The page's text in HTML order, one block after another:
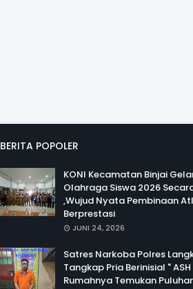
BERITA POPOLER
KONI Kecamatan Binjai
Olahraga Siswa 2026
,Wujud Nyata Pembinaan
Berprestasi
JUNI 24, 2026
Satres Narkoba Polres
Tangkap Pria Berinisial " ASH
Rumahnya Temukan